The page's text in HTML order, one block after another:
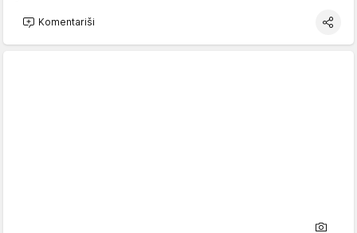
Komentariši